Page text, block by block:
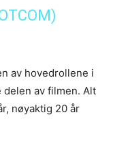
av hovedrollene i
av filmen. Alt
nøyaktig 20 år